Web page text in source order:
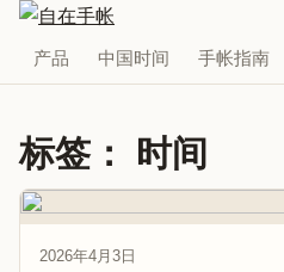
产品 中国时间 手帐指南
标签： 时间
2026年4月3日